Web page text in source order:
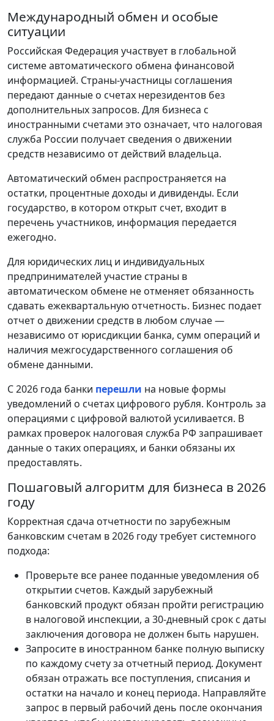
Международный обмен и особые
ситуации
Российская Федерация участвует в глобальной
системе автоматического обмена финансовой
информацией. Страны-участницы соглашения
передают данные о счетах нерезидентов без
дополнительных запросов. Для бизнеса с
иностранными счетами это означает, что налоговая
служба России получает сведения о движении
средств независимо от действий владельца.
Автоматический обмен распространяется на
остатки, процентные доходы и дивиденды. Если
государство, в котором открыт счет, входит в
перечень участников, информация передается
ежегодно.
Для юридических лиц и индивидуальных
предпринимателей участие страны в
автоматическом обмене не отменяет обязанность
сдавать ежеквартальную отчетность. Бизнес подает
отчет о движении средств в любом случае —
независимо от юрисдикции банка, сумм операций и
наличия межгосударственного соглашения об
обмене данными.
С 2026 года банки перешли на новые формы
уведомлений о счетах цифрового рубля. Контроль за
операциями с цифровой валютой усиливается. В
рамках проверок налоговая служба РФ запрашивает
данные о таких операциях, и банки обязаны их
предоставлять.
Пошаговый алгоритм для бизнеса в 2026
году
Корректная сдача отчетности по зарубежным
банковским счетам в 2026 году требует системного
подхода:
Проверьте все ранее поданные уведомления об
открытии счетов. Каждый зарубежный
банковский продукт обязан пройти регистрацию
в налоговой инспекции, а 30-дневный срок с даты
заключения договора не должен быть нарушен.
Запросите в иностранном банке полную выписку
по каждому счету за отчетный период. Документ
обязан отражать все поступления, списания и
остатки на начало и конец периода. Направляйте
запрос в первый рабочий день после окончания